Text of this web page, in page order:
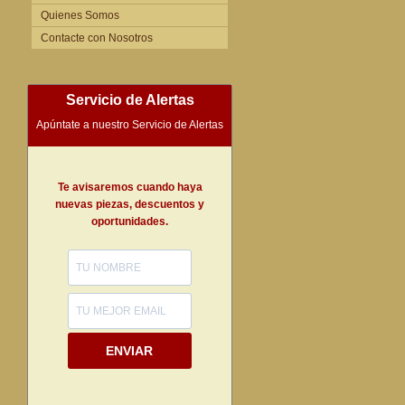
Quienes Somos
Contacte con Nosotros
Servicio de Alertas
Apúntate a nuestro Servicio de Alertas
Te avisaremos cuando haya
nuevas piezas, descuentos y
oportunidades.
ENVIAR